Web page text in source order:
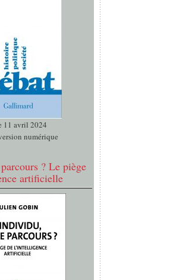
11 avril 2024
numérique
? Le piège
artificielle